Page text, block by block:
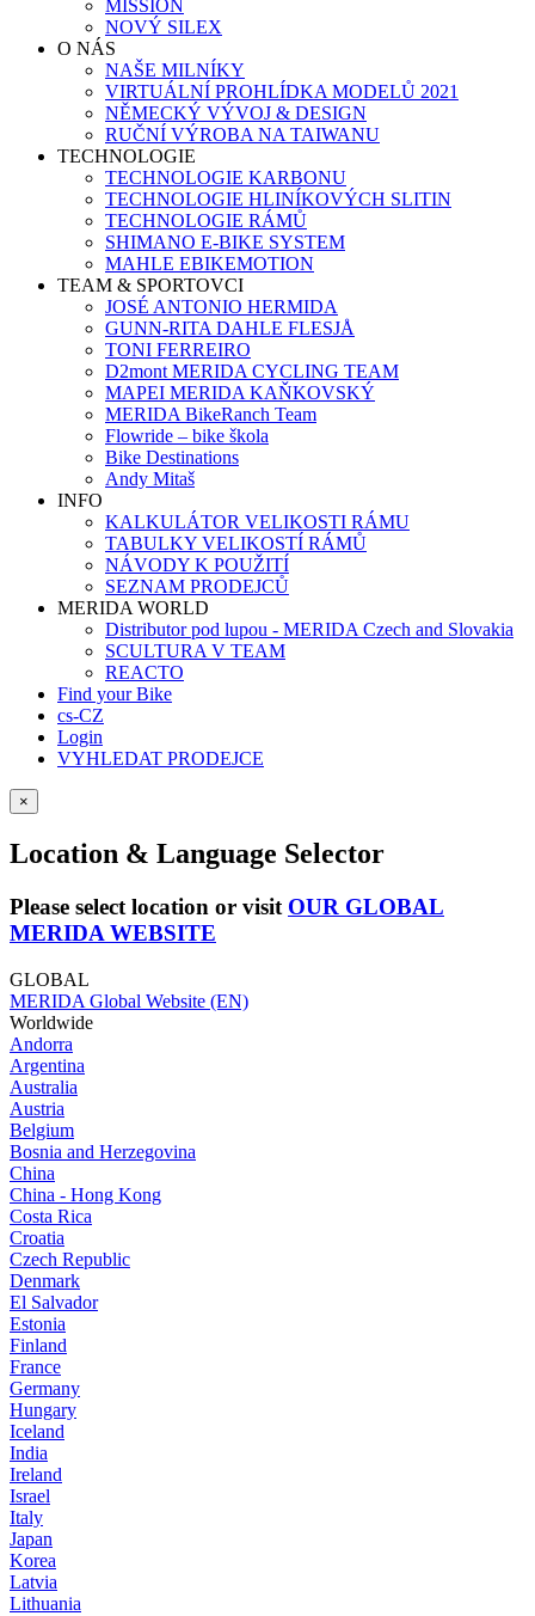
MISSION
NOVÝ SILEX
O NÁS
NAŠE MILNÍKY
VIRTUÁLNÍ PROHLÍDKA MODELŮ 2021
NĚMECKÝ VÝVOJ & DESIGN
RUČNÍ VÝROBA NA TAIWANU
TECHNOLOGIE
TECHNOLOGIE KARBONU
TECHNOLOGIE HLINÍKOVÝCH SLITIN
TECHNOLOGIE RÁMŮ
SHIMANO E-BIKE SYSTEM
MAHLE EBIKEMOTION
TEAM & SPORTOVCI
JOSÉ ANTONIO HERMIDA
GUNN-RITA DAHLE FLESJÅ
TONI FERREIRO
D2mont MERIDA CYCLING TEAM
MAPEI MERIDA KAŇKOVSKÝ
MERIDA BikeRanch Team
Flowride – bike škola
Bike Destinations
Andy Mitaš
INFO
KALKULÁTOR VELIKOSTI RÁMU
TABULKY VELIKOSTÍ RÁMŮ
NÁVODY K POUŽITÍ
SEZNAM PRODEJCŮ
MERIDA WORLD
Distributor pod lupou - MERIDA Czech and Slovakia
SCULTURA V TEAM
REACTO
Find your Bike
cs-CZ
Login
VYHLEDAT PRODEJCE
×
Location & Language Selector
Please select location or visit OUR GLOBAL
MERIDA WEBSITE
GLOBAL
MERIDA Global Website (EN)
Worldwide
Andorra
Argentina
Australia
Austria
Belgium
Bosnia and Herzegovina
China
China - Hong Kong
Costa Rica
Croatia
Czech Republic
Denmark
El Salvador
Estonia
Finland
France
Germany
Hungary
Iceland
India
Ireland
Israel
Italy
Japan
Korea
Latvia
Lithuania